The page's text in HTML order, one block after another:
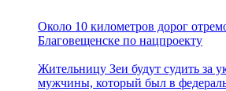
Около 10 километров дорог
Благовещенске по нацпроекту
Жительницу Зеи будут судить за
мужчины, который был в